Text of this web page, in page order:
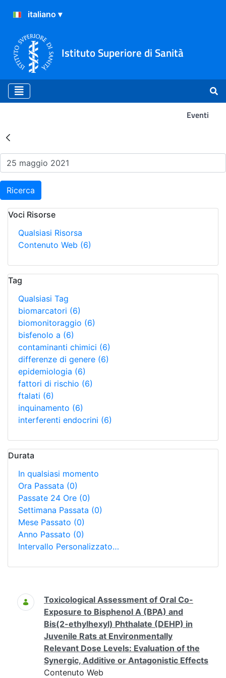
Istituto Superiore di Sanità
Eventi
Risultati della Ricerca -
Ricerca
Voci Risorse
Qualsiasi Risorsa
Contenuto Web (6)
Tag
Qualsiasi Tag
biomarcatori (6)
biomonitoraggio (6)
bisfenolo a (6)
contaminanti chimici (6)
differenze di genere (6)
epidemiologia (6)
fattori di rischio (6)
ftalati (6)
inquinamento (6)
interferenti endocrini (6)
Durata
In qualsiasi momento
Ora Passata (0)
Passate 24 Ore (0)
Settimana Passata (0)
Mese Passato (0)
Anno Passato (0)
Intervallo Personalizzato…
Ricerca
Toxicological Assessment of Oral Co-
Exposure to Bisphenol A (BPA) and
Bis(2-ethylhexyl) Phthalate (DEHP) in
Juvenile Rats at Environmentally
Relevant Dose Levels: Evaluation of the
Synergic, Additive or Antagonistic Effects
Contenuto Web